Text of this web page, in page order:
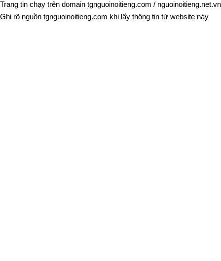
Trang tin chạy trên domain tgnguoinoitieng.com / nguoinoitieng.net.vn
Ghi rõ nguồn tgnguoinoitieng.com khi lấy thông tin từ website này